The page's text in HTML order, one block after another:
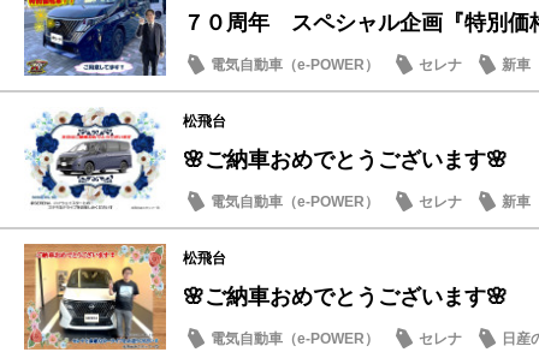
７０周年 スペシャル企画『特別価
電気自動車（e-POWER） セレナ
新車
日産のお店
松飛台
🌸ご納車おめでとうございます🌸
電気自動車（e-POWER） セレナ 新車
松飛台
🌸ご納車おめでとうございます🌸
電気自動車（e-POWER） セレナ 日産